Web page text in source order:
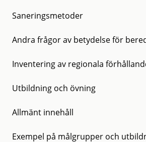
Saneringsmetoder
Andra frågor av betydelse för
Inventering av regionala
Utbildning och övning
Allmänt innehåll
Exempel på målgrupper och